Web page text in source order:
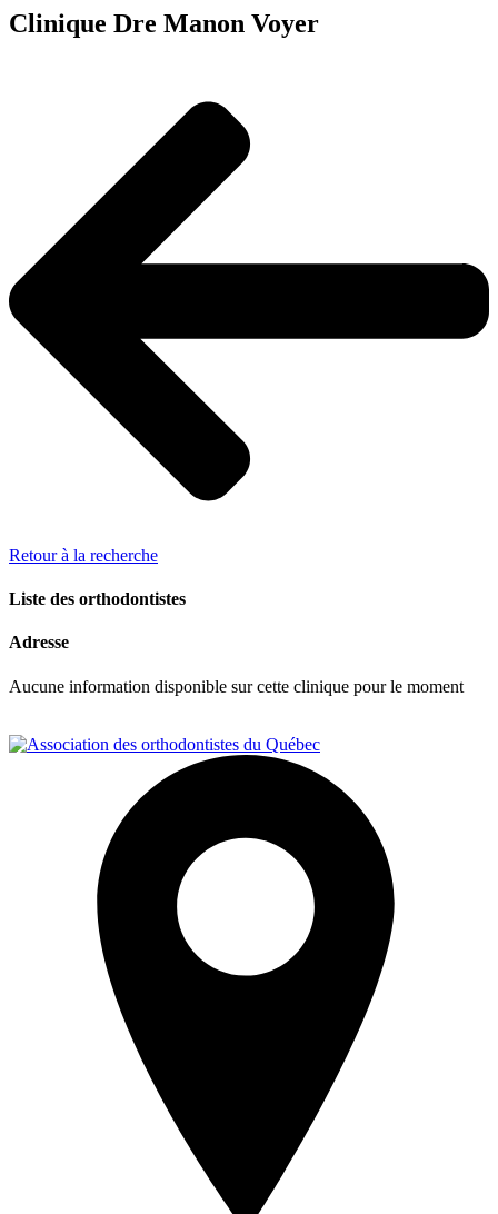
Clinique Dre Manon Voyer
Retour à la recherche
Liste des orthodontistes
Adresse
Aucune information disponible sur cette clinique pour le moment